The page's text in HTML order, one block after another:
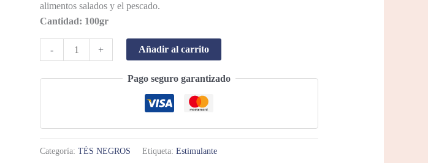
alimentos salados y el pescado.
Cantidad: 100gr
- + Añadir al carrito
Pago seguro garantizado
Categoría:TÉS NEGROS Etiqueta:Estimulante